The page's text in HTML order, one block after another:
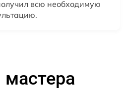
всю необходимую